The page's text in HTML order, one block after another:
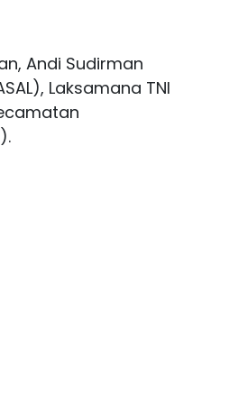
Andi Sudirman
Laksamana TNI